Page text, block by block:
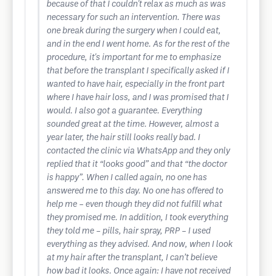
because of that I couldn't relax as much as was
necessary for such an intervention. There was
one break during the surgery when I could eat,
and in the end I went home. As for the rest of the
procedure, it's important for me to emphasize
that before the transplant I specifically asked if I
wanted to have hair, especially in the front part
where I have hair loss, and I was promised that I
would. I also got a guarantee. Everything
sounded great at the time. However, almost a
year later, the hair still looks really bad. I
contacted the clinic via WhatsApp and they only
replied that it “looks good” and that “the doctor
is happy”. When I called again, no one has
answered me to this day. No one has offered to
help me – even though they did not fulfill what
they promised me. In addition, I took everything
they told me – pills, hair spray, PRP – I used
everything as they advised. And now, when I look
at my hair after the transplant, I can’t believe
how bad it looks. Once again: I have not received